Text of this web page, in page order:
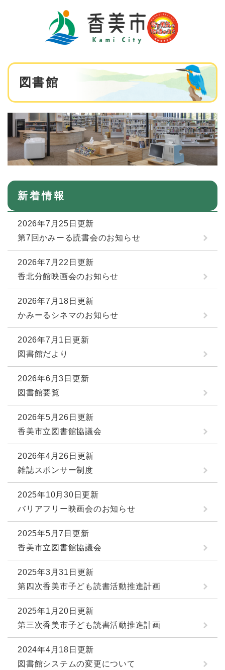
本
図書館
新着情報
2026年7月25日更新
第7回かみーる読書会のお知らせ
2026年7月22日更新
香北分館映画会のお知らせ
2026年7月18日更新
かみーるシネマのお知らせ
2026年7月1日更新
図書館だより
2026年6月3日更新
図書館要覧
2026年5月26日更新
香美市立図書館協議会
2026年4月26日更新
雑誌スポンサー制度
2025年10月30日更新
バリアフリー映画会のお知らせ
2025年5月7日更新
香美市立図書館協議会
2025年3月31日更新
第四次香美市子ども読書活動推進計画
2025年1月20日更新
第三次香美市子ども読書活動推進計画
2024年4月18日更新
図書館システムの変更について